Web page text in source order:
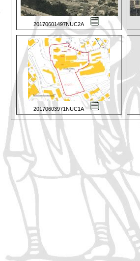
20170601497NUC2A
20170603971NUC1A